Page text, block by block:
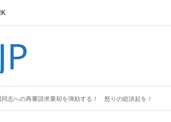
同志への再審請求棄却を弾劾する！ 怒りの総決起を！